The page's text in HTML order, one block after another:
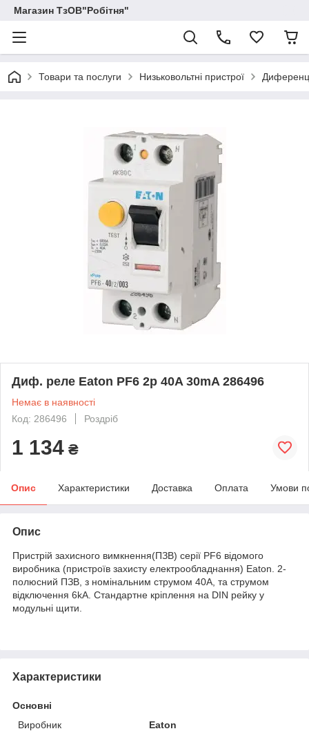
Магазин ТзОВ"Робітня"
Товари та послуги Низьковольтні пристрої
Диф. реле Eaton PF6 2p 40A 30mA 286496
Немає в наявності
Код: 286496
Роздріб
1 134 ₴
Опис Характеристики Доставка Оплата Умови
Опис
Пристрій захисного вимкнення(ПЗВ) серії PF6 відомого
виробника (пристроїв захисту електрообладнання) Eaton. 2-
полюсний ПЗВ, з номінальним струмом 40A, та струмом
відключення 6kA. Стандартне кріплення на DIN рейку у
модульні щити.
Характеристики
Основні
Виробник
Eaton